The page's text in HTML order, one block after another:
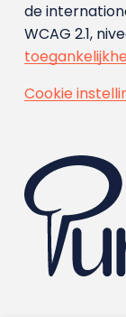
de
WCAG 2.1,
Cookie